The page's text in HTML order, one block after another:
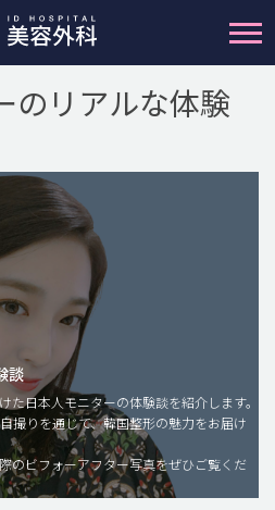
のリアルな体験
談
た日本人モニターの体験談を紹介します。
撮りを通じて、韓国整形の魅力をお届け
のビフォーアフター写真をぜひご覧くだ